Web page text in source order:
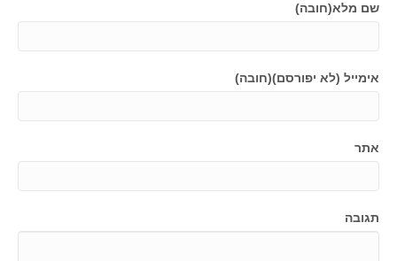
שם מלא(חובה)
אימייל (לא יפורסם)(חובה)
אתר
תגובה